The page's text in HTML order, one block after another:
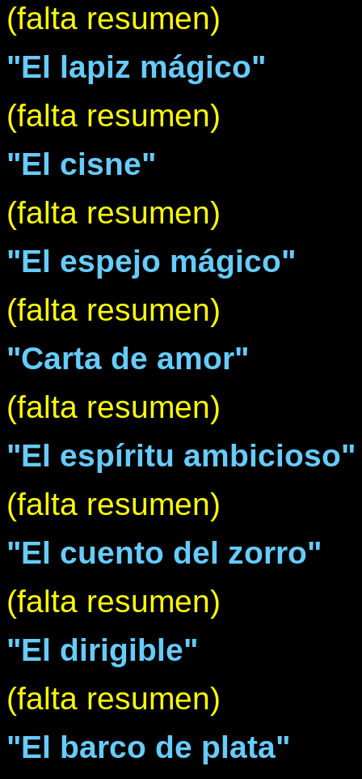
(falta resumen)
"El lapiz mágico"
(falta resumen)
"El cisne"
(falta resumen)
"El espejo mágico"
(falta resumen)
"Carta de amor"
(falta resumen)
"El espíritu ambicioso"
(falta resumen)
"El cuento del zorro"
(falta resumen)
"El dirigible"
(falta resumen)
"El barco de plata"